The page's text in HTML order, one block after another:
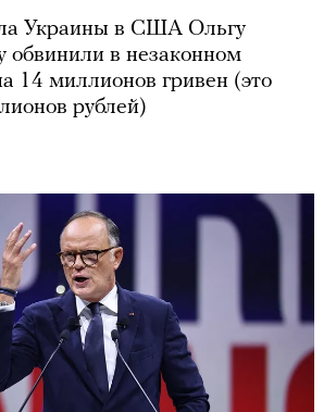
Украины в США Ольгу
обвинили в незаконном
14 миллионов гривен (это
рублей)